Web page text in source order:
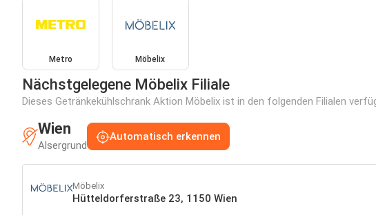
Metro Möbelix
Nächstgelegene Möbelix Filiale
Dieses Getränkekühlschrank Aktion Möbelix ist in den folgenden Filialen
Wien
Alsergrund
Automatisch erkennen
Möbelix
Hütteldorferstraße 23, 1150 Wien